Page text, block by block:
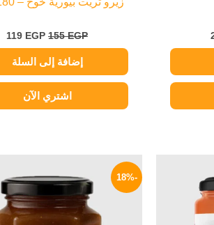
155EGP
119 EGP
إضافة إلى السلة
اشتري الآن
هو:
109 EGP.
-18%
هو:
60 EGP.
هو:
49 EGP.